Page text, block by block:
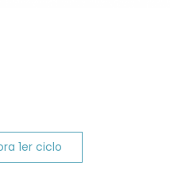
1er ciclo